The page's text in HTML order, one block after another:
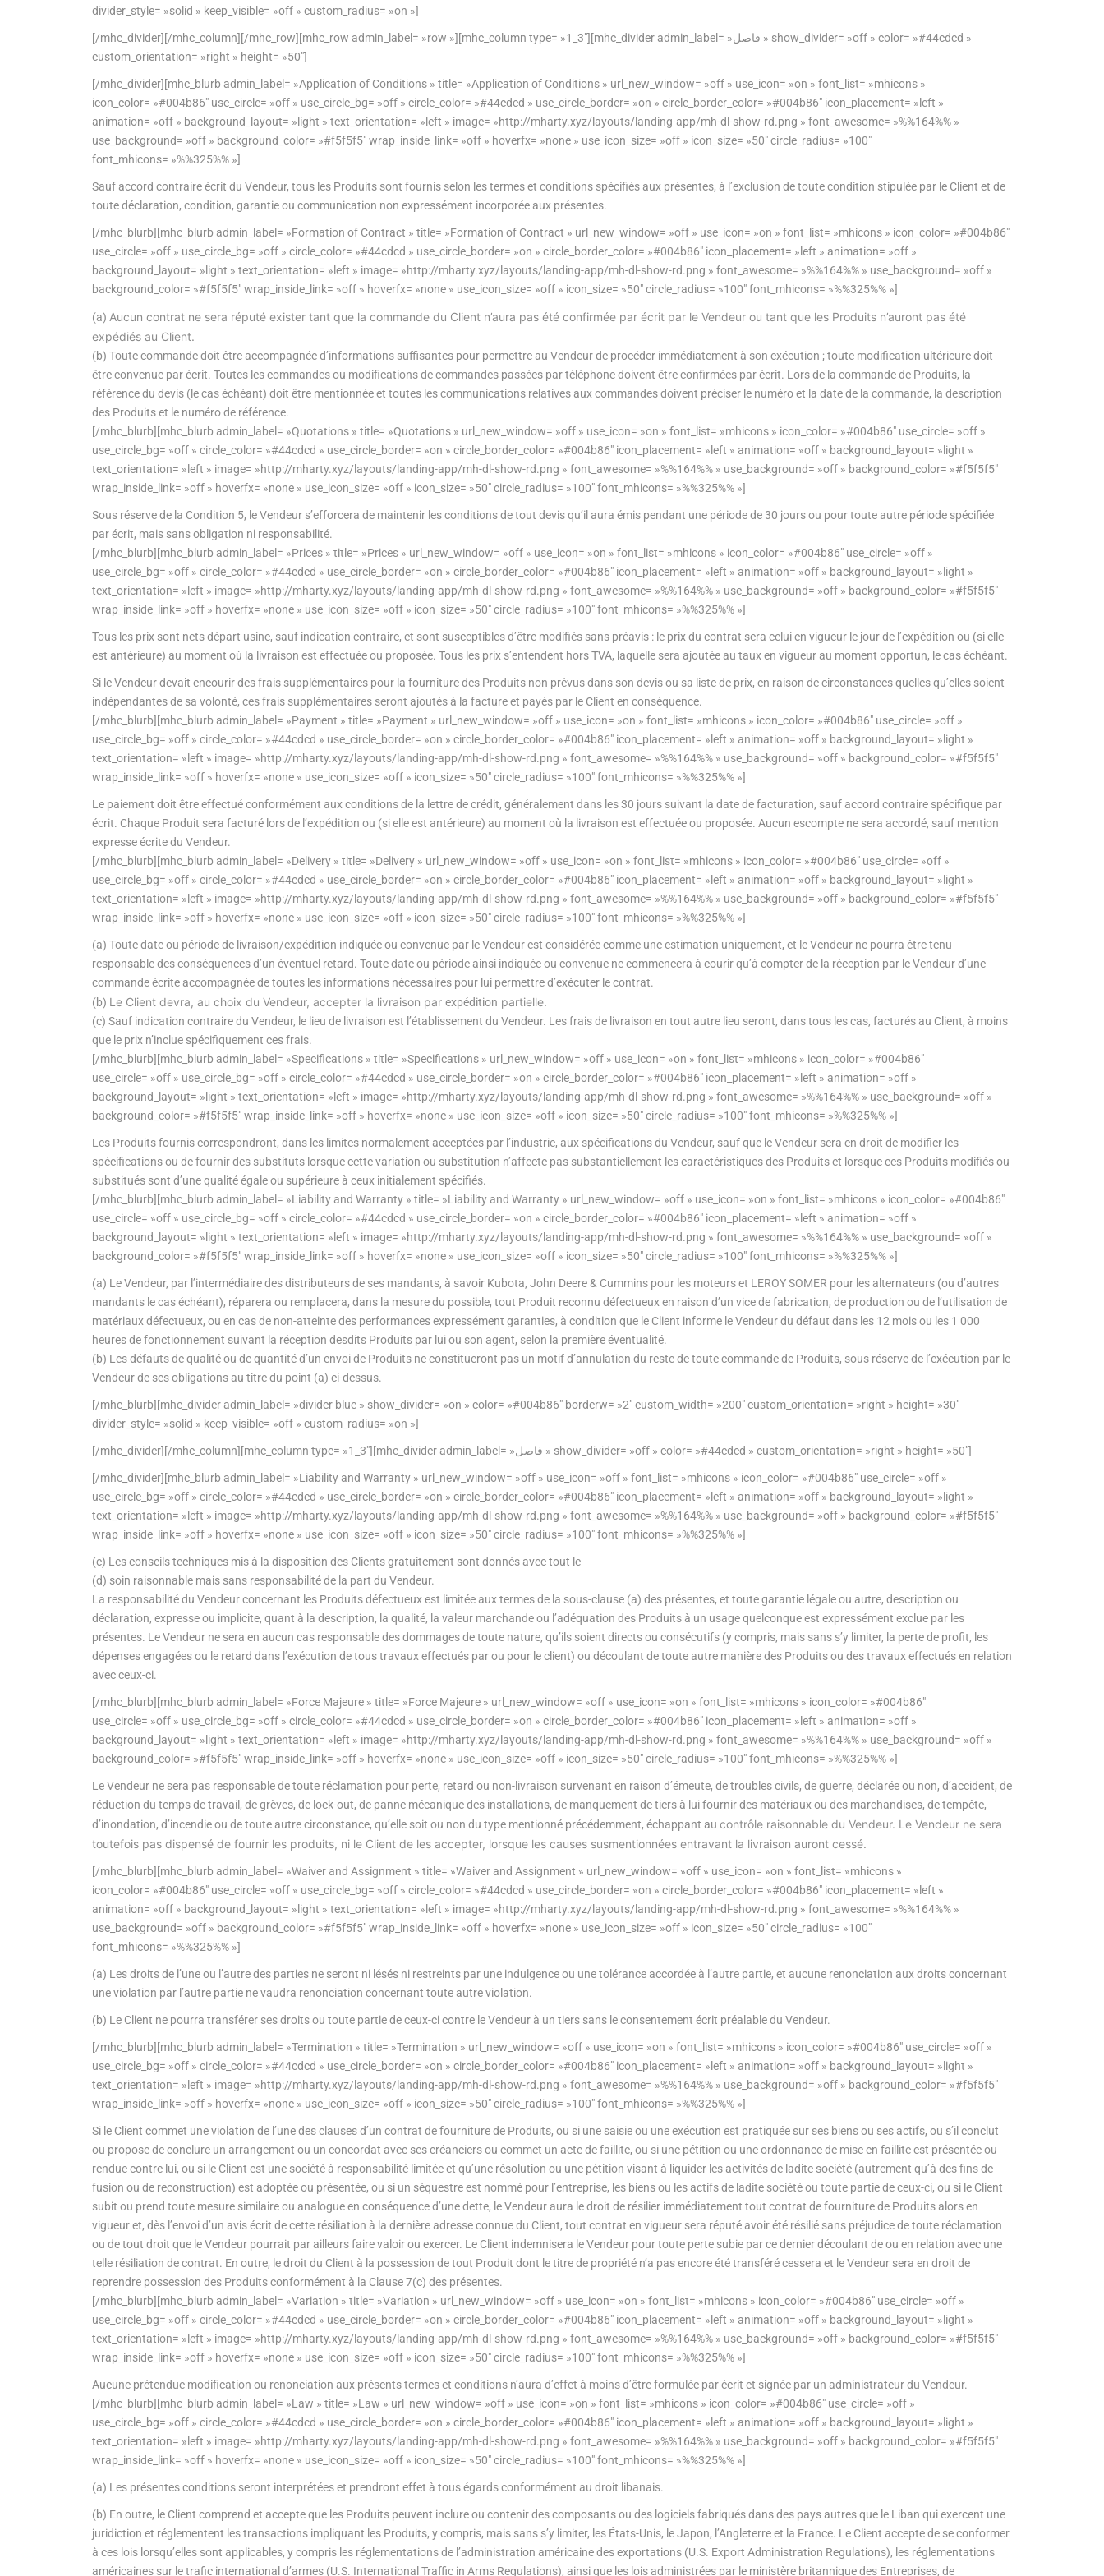
RAPPORT ESG 2025
GROUPES ÉLECTROGÈNES À
GAZ
GROUPE ÉLECTROGÈNE À GAZ
GROUPE ÉLECTROGÈNE À GAZ
GROUPE ÉLECTROGÈNE À GAZ
MOTEURS MOTEURS KUBOTA
MOTEURS JOHN DEERE
ALTERNATEURS
CAPOTAGES INSONORISÉS
TOURS D’ÉCLAIRAGE
MOBILPAC
TRAITEMENT
divider_style= »solid » keep_visible= »off » custom_radius= »on »]
[/mhc_divider][/mhc_column][/mhc_row][mhc_row admin_label= »row »][mhc_column type= »1_3″][mhc_divider admin_label= »فاصل » show_divider= »off » color= »#44cdcd »
custom_orientation= »right » height= »50″]
[/mhc_divider][mhc_blurb admin_label= »Application of Conditions » title= »Application of Conditions » url_new_window= »off » use_icon= »on » font_list= »mhicons »
icon_color= »#004b86″ use_circle= »off » use_circle_bg= »off » circle_color= »#44cdcd » use_circle_border= »on » circle_border_color= »#004b86″ icon_placement= »left »
animation= »off » background_layout= »light » text_orientation= »left » image= »http://mharty.xyz/layouts/landing-app/mh-dl-show-rd.png » font_awesome= »%%164%% »
use_background= »off » background_color= »#f5f5f5″ wrap_inside_link= »off » hoverfx= »none » use_icon_size= »off » icon_size= »50″ circle_radius= »100″
font_mhicons= »%%325%% »]
Sauf accord contraire écrit du Vendeur, tous les Produits sont fournis selon les termes et conditions spécifiés aux présentes, à l’exclusion de toute condition stipulée par le Client et de
toute déclaration, condition, garantie ou communication non expressément incorporée aux présentes.
[/mhc_blurb][mhc_blurb admin_label= »Formation of Contract » title= »Formation of Contract » url_new_window= »off » use_icon= »on » font_list= »mhicons » icon_color= »#004b86″
use_circle= »off » use_circle_bg= »off » circle_color= »#44cdcd » use_circle_border= »on » circle_border_color= »#004b86″ icon_placement= »left » animation= »off »
background_layout= »light » text_orientation= »left » image= »http://mharty.xyz/layouts/landing-app/mh-dl-show-rd.png » font_awesome= »%%164%% » use_background= »off »
background_color= »#f5f5f5″ wrap_inside_link= »off » hoverfx= »none » use_icon_size= »off » icon_size= »50″ circle_radius= »100″ font_mhicons= »%%325%% »]
(a) Aucun contrat ne sera réputé exister tant que la commande du Client n’aura pas été confirmée par écrit par le Vendeur ou tant que les Produits n’auront pas été
expédiés au Client.
(b) Toute commande doit être accompagnée d’informations suffisantes pour permettre au Vendeur de procéder immédiatement à son exécution ; toute modification ultérieure doit
être convenue par écrit. Toutes les commandes ou modifications de commandes passées par téléphone doivent être confirmées par écrit. Lors de la commande de Produits, la
référence du devis (le cas échéant) doit être mentionnée et toutes les communications relatives aux commandes doivent préciser le numéro et la date de la commande, la description
des Produits et le numéro de référence.
[/mhc_blurb][mhc_blurb admin_label= »Quotations » title= »Quotations » url_new_window= »off » use_icon= »on » font_list= »mhicons » icon_color= »#004b86″ use_circle= »off »
use_circle_bg= »off » circle_color= »#44cdcd » use_circle_border= »on » circle_border_color= »#004b86″ icon_placement= »left » animation= »off » background_layout= »light »
text_orientation= »left » image= »http://mharty.xyz/layouts/landing-app/mh-dl-show-rd.png » font_awesome= »%%164%% » use_background= »off » background_color= »#f5f5f5″
wrap_inside_link= »off » hoverfx= »none » use_icon_size= »off » icon_size= »50″ circle_radius= »100″ font_mhicons= »%%325%% »]
Sous réserve de la Condition 5, le Vendeur s’efforcera de maintenir les conditions de tout devis qu’il aura émis pendant une période de 30 jours ou pour toute autre période spécifiée
par écrit, mais sans obligation ni responsabilité.
[/mhc_blurb][mhc_blurb admin_label= »Prices » title= »Prices » url_new_window= »off » use_icon= »on » font_list= »mhicons » icon_color= »#004b86″ use_circle= »off »
use_circle_bg= »off » circle_color= »#44cdcd » use_circle_border= »on » circle_border_color= »#004b86″ icon_placement= »left » animation= »off » background_layout= »light »
text_orientation= »left » image= »http://mharty.xyz/layouts/landing-app/mh-dl-show-rd.png » font_awesome= »%%164%% » use_background= »off » background_color= »#f5f5f5″
wrap_inside_link= »off » hoverfx= »none » use_icon_size= »off » icon_size= »50″ circle_radius= »100″ font_mhicons= »%%325%% »]
Tous les prix sont nets départ usine, sauf indication contraire, et sont susceptibles d’être modifiés sans préavis : le prix du contrat sera celui en vigueur le jour de l’expédition ou (si elle
est antérieure) au moment où la livraison est effectuée ou proposée. Tous les prix s’entendent hors TVA, laquelle sera ajoutée au taux en vigueur au moment opportun, le cas échéant.
Si le Vendeur devait encourir des frais supplémentaires pour la fourniture des Produits non prévus dans son devis ou sa liste de prix, en raison de circonstances quelles qu’elles soient
indépendantes de sa volonté, ces frais supplémentaires seront ajoutés à la facture et payés par le Client en conséquence.
[/mhc_blurb][mhc_blurb admin_label= »Payment » title= »Payment » url_new_window= »off » use_icon= »on » font_list= »mhicons » icon_color= »#004b86″ use_circle= »off »
use_circle_bg= »off » circle_color= »#44cdcd » use_circle_border= »on » circle_border_color= »#004b86″ icon_placement= »left » animation= »off » background_layout= »light »
text_orientation= »left » image= »http://mharty.xyz/layouts/landing-app/mh-dl-show-rd.png » font_awesome= »%%164%% » use_background= »off » background_color= »#f5f5f5″
wrap_inside_link= »off » hoverfx= »none » use_icon_size= »off » icon_size= »50″ circle_radius= »100″ font_mhicons= »%%325%% »]
Le paiement doit être effectué conformément aux conditions de la lettre de crédit, généralement dans les 30 jours suivant la date de facturation, sauf accord contraire spécifique par
écrit. Chaque Produit sera facturé lors de l’expédition ou (si elle est antérieure) au moment où la livraison est effectuée ou proposée. Aucun escompte ne sera accordé, sauf mention
expresse écrite du Vendeur.
[/mhc_blurb][mhc_blurb admin_label= »Delivery » title= »Delivery » url_new_window= »off » use_icon= »on » font_list= »mhicons » icon_color= »#004b86″ use_circle= »off »
use_circle_bg= »off » circle_color= »#44cdcd » use_circle_border= »on » circle_border_color= »#004b86″ icon_placement= »left » animation= »off » background_layout= »light »
text_orientation= »left » image= »http://mharty.xyz/layouts/landing-app/mh-dl-show-rd.png » font_awesome= »%%164%% » use_background= »off » background_color= »#f5f5f5″
wrap_inside_link= »off » hoverfx= »none » use_icon_size= »off » icon_size= »50″ circle_radius= »100″ font_mhicons= »%%325%% »]
(a) Toute date ou période de livraison/expédition indiquée ou convenue par le Vendeur est considérée comme une estimation uniquement, et le Vendeur ne pourra être tenu
responsable des conséquences d’un éventuel retard. Toute date ou période ainsi indiquée ou convenue ne commencera à courir qu’à compter de la réception par le Vendeur d’une
commande écrite accompagnée de toutes les informations nécessaires pour lui permettre d’exécuter le contrat.
(b) Le Client devra, au choix du Vendeur, accepter la livraison par expédition partielle.
(c) Sauf indication contraire du Vendeur, le lieu de livraison est l’établissement du Vendeur. Les frais de livraison en tout autre lieu seront, dans tous les cas, facturés au Client, à moins
que le prix n’inclue spécifiquement ces frais.
[/mhc_blurb][mhc_blurb admin_label= »Specifications » title= »Specifications » url_new_window= »off » use_icon= »on » font_list= »mhicons » icon_color= »#004b86″
use_circle= »off » use_circle_bg= »off » circle_color= »#44cdcd » use_circle_border= »on » circle_border_color= »#004b86″ icon_placement= »left » animation= »off »
background_layout= »light » text_orientation= »left » image= »http://mharty.xyz/layouts/landing-app/mh-dl-show-rd.png » font_awesome= »%%164%% » use_background= »off »
background_color= »#f5f5f5″ wrap_inside_link= »off » hoverfx= »none » use_icon_size= »off » icon_size= »50″ circle_radius= »100″ font_mhicons= »%%325%% »]
Les Produits fournis correspondront, dans les limites normalement acceptées par l’industrie, aux spécifications du Vendeur, sauf que le Vendeur sera en droit de modifier les
spécifications ou de fournir des substituts lorsque cette variation ou substitution n’affecte pas substantiellement les caractéristiques des Produits et lorsque ces Produits modifiés ou
substitués sont d’une qualité égale ou supérieure à ceux initialement spécifiés.
[/mhc_blurb][mhc_blurb admin_label= »Liability and Warranty » title= »Liability and Warranty » url_new_window= »off » use_icon= »on » font_list= »mhicons » icon_color= »#004b86″
use_circle= »off » use_circle_bg= »off » circle_color= »#44cdcd » use_circle_border= »on » circle_border_color= »#004b86″ icon_placement= »left » animation= »off »
background_layout= »light » text_orientation= »left » image= »http://mharty.xyz/layouts/landing-app/mh-dl-show-rd.png » font_awesome= »%%164%% » use_background= »off »
background_color= »#f5f5f5″ wrap_inside_link= »off » hoverfx= »none » use_icon_size= »off » icon_size= »50″ circle_radius= »100″ font_mhicons= »%%325%% »]
(a) Le Vendeur, par l’intermédiaire des distributeurs de ses mandants, à savoir Kubota, John Deere & Cummins pour les moteurs et LEROY SOMER pour les alternateurs (ou d’autres
mandants le cas échéant), réparera ou remplacera, dans la mesure du possible, tout Produit reconnu défectueux en raison d’un vice de fabrication, de production ou de l’utilisation de
matériaux défectueux, ou en cas de non-atteinte des performances expressément garanties, à condition que le Client informe le Vendeur du défaut dans les 12 mois ou les 1 000
heures de fonctionnement suivant la réception desdits Produits par lui ou son agent, selon la première éventualité.
(b) Les défauts de qualité ou de quantité d’un envoi de Produits ne constitueront pas un motif d’annulation du reste de toute commande de Produits, sous réserve de l’exécution par le
Vendeur de ses obligations au titre du point (a) ci-dessus.
[/mhc_blurb][mhc_divider admin_label= »divider blue » show_divider= »on » color= »#004b86″ borderw= »2″ custom_width= »200″ custom_orientation= »right » height= »30″
divider_style= »solid » keep_visible= »off » custom_radius= »on »]
[/mhc_divider][/mhc_column][mhc_column type= »1_3″][mhc_divider admin_label= »فاصل » show_divider= »off » color= »#44cdcd » custom_orientation= »right » height= »50″]
[/mhc_divider][mhc_blurb admin_label= »Liability and Warranty » url_new_window= »off » use_icon= »off » font_list= »mhicons » icon_color= »#004b86″ use_circle= »off »
use_circle_bg= »off » circle_color= »#44cdcd » use_circle_border= »on » circle_border_color= »#004b86″ icon_placement= »left » animation= »off » background_layout= »light »
text_orientation= »left » image= »http://mharty.xyz/layouts/landing-app/mh-dl-show-rd.png » font_awesome= »%%164%% » use_background= »off » background_color= »#f5f5f5″
wrap_inside_link= »off » hoverfx= »none » use_icon_size= »off » icon_size= »50″ circle_radius= »100″ font_mhicons= »%%325%% »]
(c) Les conseils techniques mis à la disposition des Clients gratuitement sont donnés avec tout le
(d) soin raisonnable mais sans responsabilité de la part du Vendeur.
La responsabilité du Vendeur concernant les Produits défectueux est limitée aux termes de la sous-clause (a) des présentes, et toute garantie légale ou autre, description ou
déclaration, expresse ou implicite, quant à la description, la qualité, la valeur marchande ou l’adéquation des Produits à un usage quelconque est expressément exclue par les
présentes. Le Vendeur ne sera en aucun cas responsable des dommages de toute nature, qu’ils soient directs ou consécutifs (y compris, mais sans s’y limiter, la perte de profit, les
dépenses engagées ou le retard dans l’exécution de tous travaux effectués par ou pour le client) ou découlant de toute autre manière des Produits ou des travaux effectués en relation
avec ceux-ci.
[/mhc_blurb][mhc_blurb admin_label= »Force Majeure » title= »Force Majeure » url_new_window= »off » use_icon= »on » font_list= »mhicons » icon_color= »#004b86″
use_circle= »off » use_circle_bg= »off » circle_color= »#44cdcd » use_circle_border= »on » circle_border_color= »#004b86″ icon_placement= »left » animation= »off »
background_layout= »light » text_orientation= »left » image= »http://mharty.xyz/layouts/landing-app/mh-dl-show-rd.png » font_awesome= »%%164%% » use_background= »off »
background_color= »#f5f5f5″ wrap_inside_link= »off » hoverfx= »none » use_icon_size= »off » icon_size= »50″ circle_radius= »100″ font_mhicons= »%%325%% »]
Le Vendeur ne sera pas responsable de toute réclamation pour perte, retard ou non-livraison survenant en raison d’émeute, de troubles civils, de guerre, déclarée ou non, d’accident, de
réduction du temps de travail, de grèves, de lock-out, de panne mécanique des installations, de manquement de tiers à lui fournir des matériaux ou des marchandises, de tempête,
d’inondation, d’incendie ou de toute autre circonstance, qu’elle soit ou non du type mentionné précédemment, échappant au contrôle raisonnable du Vendeur. Le Vendeur ne sera
toutefois pas dispensé de fournir les produits, ni le Client de les accepter, lorsque les causes susmentionnées entravant la livraison auront cessé.
[/mhc_blurb][mhc_blurb admin_label= »Waiver and Assignment » title= »Waiver and Assignment » url_new_window= »off » use_icon= »on » font_list= »mhicons »
icon_color= »#004b86″ use_circle= »off » use_circle_bg= »off » circle_color= »#44cdcd » use_circle_border= »on » circle_border_color= »#004b86″ icon_placement= »left »
animation= »off » background_layout= »light » text_orientation= »left » image= »http://mharty.xyz/layouts/landing-app/mh-dl-show-rd.png » font_awesome= »%%164%% »
use_background= »off » background_color= »#f5f5f5″ wrap_inside_link= »off » hoverfx= »none » use_icon_size= »off » icon_size= »50″ circle_radius= »100″
font_mhicons= »%%325%% »]
(a) Les droits de l’une ou l’autre des parties ne seront ni lésés ni restreints par une indulgence ou une tolérance accordée à l’autre partie, et aucune renonciation aux droits concernant
une violation par l’autre partie ne vaudra renonciation concernant toute autre violation.
(b) Le Client ne pourra transférer ses droits ou toute partie de ceux-ci contre le Vendeur à un tiers sans le consentement écrit préalable du Vendeur.
[/mhc_blurb][mhc_blurb admin_label= »Termination » title= »Termination » url_new_window= »off » use_icon= »on » font_list= »mhicons » icon_color= »#004b86″ use_circle= »off »
use_circle_bg= »off » circle_color= »#44cdcd » use_circle_border= »on » circle_border_color= »#004b86″ icon_placement= »left » animation= »off » background_layout= »light »
text_orientation= »left » image= »http://mharty.xyz/layouts/landing-app/mh-dl-show-rd.png » font_awesome= »%%164%% » use_background= »off » background_color= »#f5f5f5″
wrap_inside_link= »off » hoverfx= »none » use_icon_size= »off » icon_size= »50″ circle_radius= »100″ font_mhicons= »%%325%% »]
Si le Client commet une violation de l’une des clauses d’un contrat de fourniture de Produits, ou si une saisie ou une exécution est pratiquée sur ses biens ou ses actifs, ou s’il conclut
ou propose de conclure un arrangement ou un concordat avec ses créanciers ou commet un acte de faillite, ou si une pétition ou une ordonnance de mise en faillite est présentée ou
rendue contre lui, ou si le Client est une société à responsabilité limitée et qu’une résolution ou une pétition visant à liquider les activités de ladite société (autrement qu’à des fins de
fusion ou de reconstruction) est adoptée ou présentée, ou si un séquestre est nommé pour l’entreprise, les biens ou les actifs de ladite société ou toute partie de ceux-ci, ou si le Client
subit ou prend toute mesure similaire ou analogue en conséquence d’une dette, le Vendeur aura le droit de résilier immédiatement tout contrat de fourniture de Produits alors en
vigueur et, dès l’envoi d’un avis écrit de cette résiliation à la dernière adresse connue du Client, tout contrat en vigueur sera réputé avoir été résilié sans préjudice de toute réclamation
ou de tout droit que le Vendeur pourrait par ailleurs faire valoir ou exercer. Le Client indemnisera le Vendeur pour toute perte subie par ce dernier découlant de ou en relation avec une
telle résiliation de contrat. En outre, le droit du Client à la possession de tout Produit dont le titre de propriété n’a pas encore été transféré cessera et le Vendeur sera en droit de
reprendre possession des Produits conformément à la Clause 7(c) des présentes.
[/mhc_blurb][mhc_blurb admin_label= »Variation » title= »Variation » url_new_window= »off » use_icon= »on » font_list= »mhicons » icon_color= »#004b86″ use_circle= »off »
use_circle_bg= »off » circle_color= »#44cdcd » use_circle_border= »on » circle_border_color= »#004b86″ icon_placement= »left » animation= »off » background_layout= »light »
text_orientation= »left » image= »http://mharty.xyz/layouts/landing-app/mh-dl-show-rd.png » font_awesome= »%%164%% » use_background= »off » background_color= »#f5f5f5″
wrap_inside_link= »off » hoverfx= »none » use_icon_size= »off » icon_size= »50″ circle_radius= »100″ font_mhicons= »%%325%% »]
Aucune prétendue modification ou renonciation aux présents termes et conditions n’aura d’effet à moins d’être formulée par écrit et signée par un administrateur du Vendeur.
[/mhc_blurb][mhc_blurb admin_label= »Law » title= »Law » url_new_window= »off » use_icon= »on » font_list= »mhicons » icon_color= »#004b86″ use_circle= »off »
use_circle_bg= »off » circle_color= »#44cdcd » use_circle_border= »on » circle_border_color= »#004b86″ icon_placement= »left » animation= »off » background_layout= »light »
text_orientation= »left » image= »http://mharty.xyz/layouts/landing-app/mh-dl-show-rd.png » font_awesome= »%%164%% » use_background= »off » background_color= »#f5f5f5″
wrap_inside_link= »off » hoverfx= »none » use_icon_size= »off » icon_size= »50″ circle_radius= »100″ font_mhicons= »%%325%% »]
(a) Les présentes conditions seront interprétées et prendront effet à tous égards conformément au droit libanais.
(b) En outre, le Client comprend et accepte que les Produits peuvent inclure ou contenir des composants ou des logiciels fabriqués dans des pays autres que le Liban qui exercent une
juridiction et réglementent les transactions impliquant les Produits, y compris, mais sans s’y limiter, les États-Unis, le Japon, l’Angleterre et la France. Le Client accepte de se conformer
à ces lois lorsqu’elles sont applicables, y compris les réglementations de l’administration américaine des exportations (U.S. Export Administration Regulations), les réglementations
américaines sur le trafic international d’armes (U.S. International Traffic in Arms Regulations), ainsi que les lois administrées par le ministère britannique des Entreprises, de